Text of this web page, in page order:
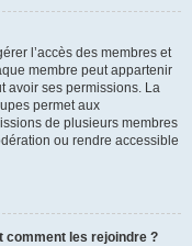
l’accès des membres et
membre peut appartenir
avoir ses permissions. La
permet aux
de plusieurs membres
ou rendre accessible
comment les rejoindre ?